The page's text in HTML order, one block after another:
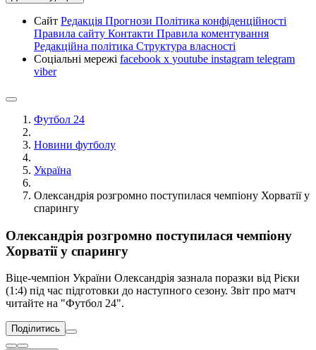
Сайт Редакція Прогнози Політика конфіденційності
Правила сайту Контакти Правила коментування
Редакційна політика Структура власності
Соціальні мережі facebook x youtube instagram telegram
viber
Футбол 24
Новини футболу
Україна
Олександрія розгромно поступилася чемпіону Хорватії у
спарингу
Олександрія розгромно поступилася чемпіону
Хорватії у спарингу
Віце-чемпіон України Олександрія зазнала поразки від Рієки
(1:4) під час підготовки до наступного сезону. Звіт про матч
читайте на "Футбол 24".
Поділитись